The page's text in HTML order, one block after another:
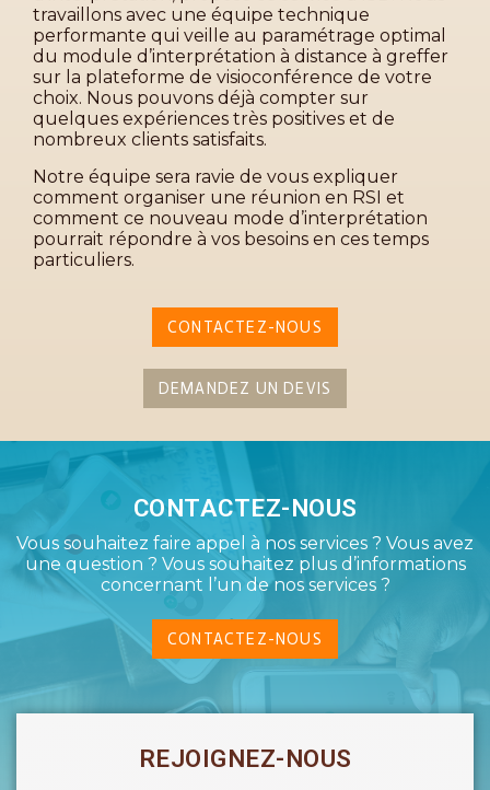
travaillons avec une équipe technique
performante qui veille au paramétrage optimal
du module d’interprétation à distance à greffer
sur la plateforme de visioconférence de votre
choix. Nous pouvons déjà compter sur
quelques expériences très positives et de
nombreux clients satisfaits.
Notre équipe sera ravie de vous expliquer
comment organiser une réunion en RSI et
comment ce nouveau mode d’interprétation
pourrait répondre à vos besoins en ces temps
particuliers.
CONTACTEZ-NOUS
DEMANDEZ UN DEVIS
CONTACTEZ-NOUS
Vous souhaitez faire appel à nos services ? Vous avez
une question ? Vous souhaitez plus d’informations
concernant l’un de nos services ?
CONTACTEZ-NOUS
REJOIGNEZ-NOUS